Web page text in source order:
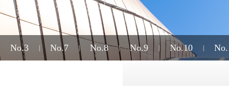
No.3 No.7 No.8 | No.9 No.10